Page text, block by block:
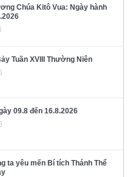
Chúa Kitô Vua: Ngày hành
Tuần XVIII Thường Niên
09.8 đến 16.8.2026
ta yêu mến Bí tích Thánh Thể